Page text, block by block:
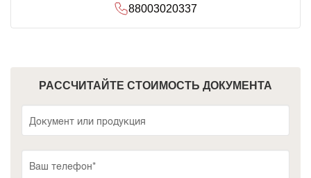
88003020337
РАССЧИТАЙТЕ СТОИМОСТЬ ДОКУМЕНТА